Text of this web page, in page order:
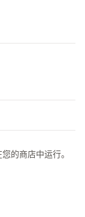
的商店中运行。